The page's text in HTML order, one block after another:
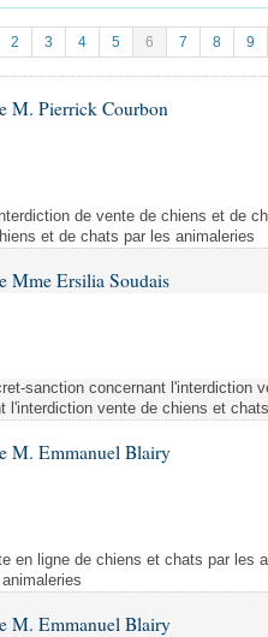
lois
... )
2 3 4 5 6 7 8 9
M. Pierrick Courbon
de vente de chiens et de
et de chats par les animaleries
Mme Ersilia Soudais
sanction concernant l'interdiction
l'interdiction vente de chiens et chats
M. Emmanuel Blairy
en ligne de chiens et chats par les
M. Emmanuel Blairy